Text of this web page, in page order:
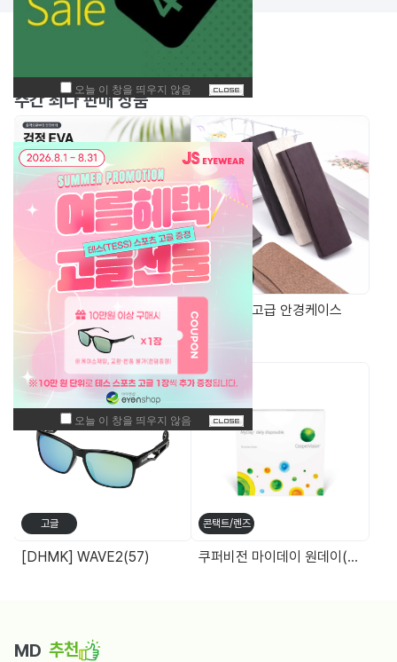
주간 최다 판매 상품
가방/케이스
EVA 선글라스 케이스
가방/케이스
원목무늬 고급 안경케이스
주간 최고 매출 상품
고글
[DHMK] WAVE2(57)
콘택트/렌즈
쿠퍼비전 마이데이 원데이(90P)
MD 추천